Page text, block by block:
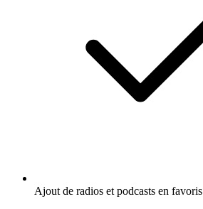
Ajout de radios et podcasts en favoris